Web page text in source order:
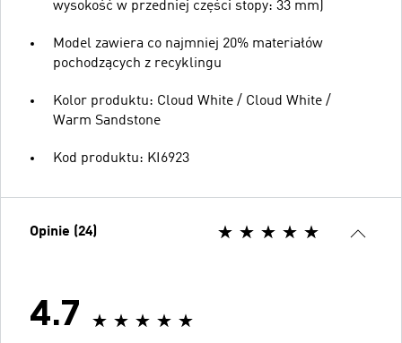
wysokość w przedniej części stopy: 33 mm)
Model zawiera co najmniej 20% materiałów
pochodzących z recyklingu
Kolor produktu: Cloud White / Cloud White /
Warm Sandstone
Kod produktu: KI6923
Opinie (24)
4.7